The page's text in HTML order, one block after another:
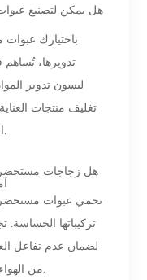
هل يمكن لتصنيع عبوات
باختيارك عبوات
تدويرها، تُساهم
ليسون تدوير
تغليف منتجات
التجارية التزامها بالممارسات المسؤولة.
هل زجاجات مستحضرات
تحمي عبوات
تركيباتها
لضمان عدم تفاعل
من الهواء حماية إضافية للكريمات والسيرومات.